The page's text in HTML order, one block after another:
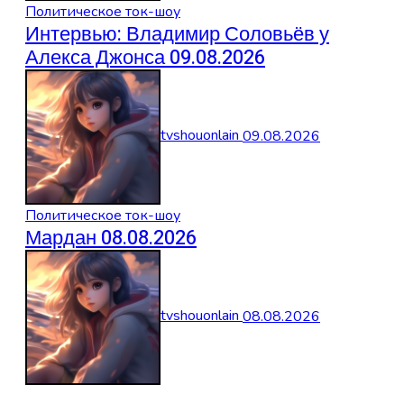
Политическое ток-шоу
Интервью: Владимир Соловьёв у
Алекса Джонса 09.08.2026
tvshouonlain09.08.2026
Политическое ток-шоу
Мардан 08.08.2026
tvshouonlain08.08.2026